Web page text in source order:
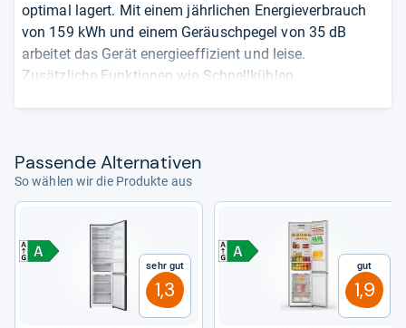
optimal lagert. Mit einem jährlichen Energieverbrauch
von 159 kWh und einem Geräuschpegel von 35 dB
arbeitet das Gerät energieeffizient und leise.
Zusätzliche Funktionen wie Schnellkühlen,
cm in der Breite und 66,5 cm in der Tiefe.
NoFrost-System verhindert Eisbildung
hyperFresh-Technologie für längere Frische
Energieeffizienzklasse C mit 159 kWh
Jahresverbrauch
Geräuschpegel von 35 dB für leisen Betrieb
Das sagen die Quellen:Die Siemens iQ300 KG36N2LCF
Pas­sende Alter­na­ti­ven
So wählen wir die Produkte aus
Sehr gut
1,3
Gut
1,9